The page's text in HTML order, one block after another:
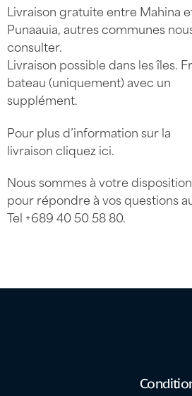
Livraison gratuite entre Mahina
Punaauia, autres communes
consulter.
Livraison possible dans les îles.
bateau (uniquement) avec un
supplément.
Pour plus d’information sur la
livraisoncliquez ici.
Nous sommes à votre disposition
pour répondre à vos questions
Tel +689 40 50 58 80.